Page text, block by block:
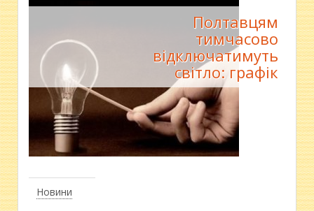
Новини
Полтавцям
тимчасово
відключатимуть
світло: графік